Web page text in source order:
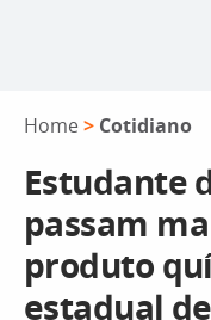
Home > Cotidiano
Estudante
passam
produto
estadual